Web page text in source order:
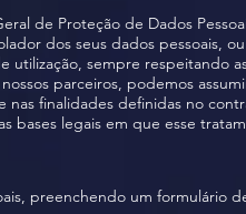
de Proteção de Dados
dos seus dados pessoais,
utilização, sempre respeitando
parceiros, podemos
nas finalidades definidas no
bases legais em que esse
preenchendo um formulário